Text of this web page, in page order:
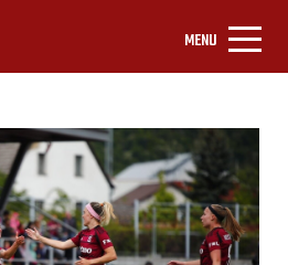
MENU